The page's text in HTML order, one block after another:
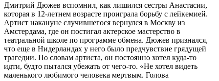
Дмитрий Дюжев вспомнил, как лишился сестры Анастасии,
которая в 12-летнем возрасте проиграла борьбу с лейкемией.
Артист накануне случившегося вернулся в Москву из
Амстердама, где он постигал актерское мастерство в
театральной школе по программе обмена. Дюжев признался,
что еще в Нидерландах у него было предчувствие грядущей
трагедии. По словам артиста, он постоянно хотел куда-то
идти, будто пытался убежать от чего-то. «Не хотел видеть
маленького любимого человека мертвым. Голова